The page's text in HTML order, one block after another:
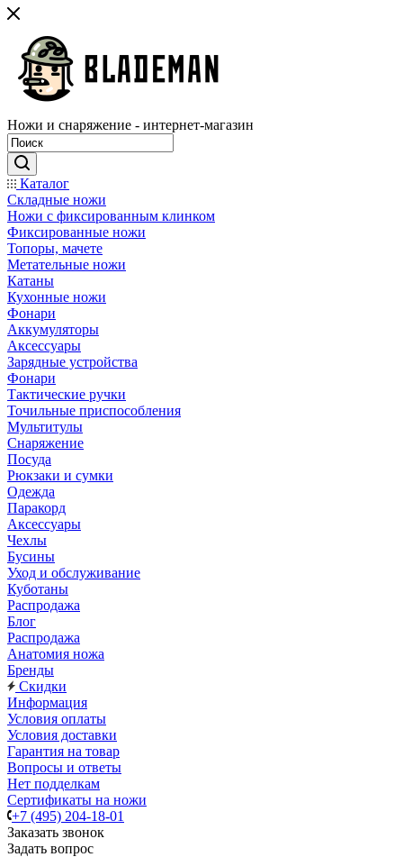
Ножи и снаряжение - интернет-магазин
Каталог
Складные ножи
Ножи с фиксированным клинком
Фиксированные ножи
Топоры, мачете
Метательные ножи
Катаны
Кухонные ножи
Фонари
Аккумуляторы
Аксессуары
Зарядные устройства
Фонари
Тактические ручки
Точильные приспособления
Мультитулы
Снаряжение
Посуда
Рюкзаки и сумки
Одежда
Паракорд
Аксессуары
Чехлы
Бусины
Уход и обслуживание
Куботаны
Распродажа
Блог
Распродажа
Анатомия ножа
Бренды
Скидки
Информация
Условия оплаты
Условия доставки
Гарантия на товар
Вопросы и ответы
Нет подделкам
Сертификаты на ножи
+7 (495) 204-18-01
Заказать звонок
Задать вопрос